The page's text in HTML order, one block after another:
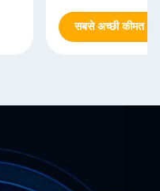
सबसे अच्छी कीमत पाएं